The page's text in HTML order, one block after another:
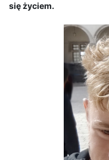
się życiem.